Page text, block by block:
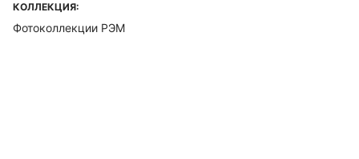
КОЛЛЕКЦИЯ:
Фотоколлекции РЭМ